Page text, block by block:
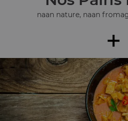
naan nature, naan
+